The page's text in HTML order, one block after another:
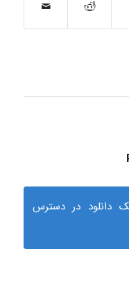
دانلود در دسترس